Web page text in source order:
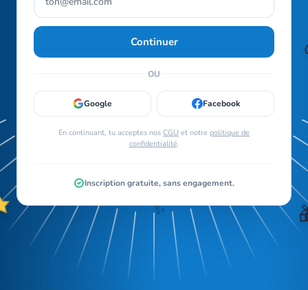
✨
Continuer
OU
Google Facebook
En continuant, tu acceptes nos CGU et notre politique de
confidentialité.
Inscription gratuite, sans engagement.